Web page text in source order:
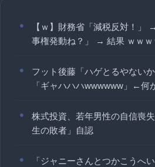
【ｗ】財務省「減税反対！」
事権発動ね？」 → 結果 ｗｗｗ
フット後藤「ハゲとるやない
「ギャハハハwwwwww」←何
株式投資、若年男性の自信喪
生の敗者」自認
「ジャニーさんとつかこうへ